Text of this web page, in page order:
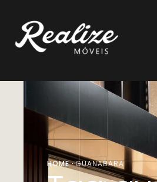
HOME · GUANABARA